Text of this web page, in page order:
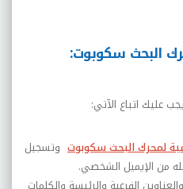
البحث سكوبوت:
عليك اتباع الآتي:
لمحرك البحث سكوبوت وتسجيل
من الإيميل الشخصي.